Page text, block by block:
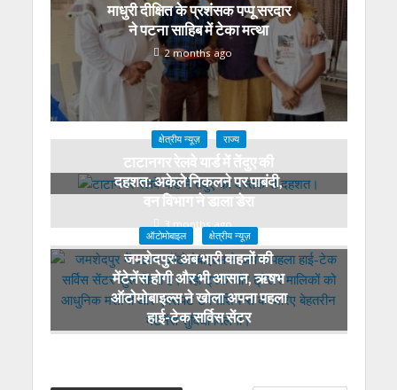
माधुरी दीक्षित के प्रशंसक पप्पू सरदार
ने पटना साहिब में टेका मत्था
2 months ago
क्षेत्रीय न्यूज़ राज्य
टाटानगर रेलवे यार्ड में तेंदुए की
दहशत: अकेले निकलने पर पाबंदी,
वन विभाग ने डाला डेरा
3 months ago
ऑटोमोबाइल क्षेत्रीय न्यूज़
जमशेदपुर: अब भारी वाहनों की
मेंटेनेंस होगी और भी आसान, ऋषभ
ऑटोमोबाइल्स ने खोला अपना पहला
हाई-टेक सर्विस सेंटर